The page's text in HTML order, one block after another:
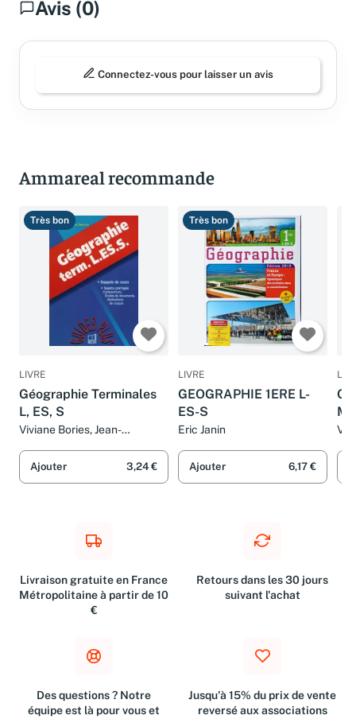
Avis (0)
Connectez-vous pour laisser un avis
Ammareal recommande
Très bon
LIVRE
Géographie Terminales
L, ES, S
Viviane Bories, Jean-
Stary
Ajouter 3,24 €
Très bon
LIVRE
GEOGRAPHIE 1ERE L-
ES-S
Eric Janin
Ajouter 6,17 €
Livraison gratuite en France
Métropolitaine à partir de 10
€
Retours dans les 30 jours
suivant l'achat
Des questions ? Notre
équipe est là pour vous et
Jusqu'à 15% du prix de vente
reversé aux associations